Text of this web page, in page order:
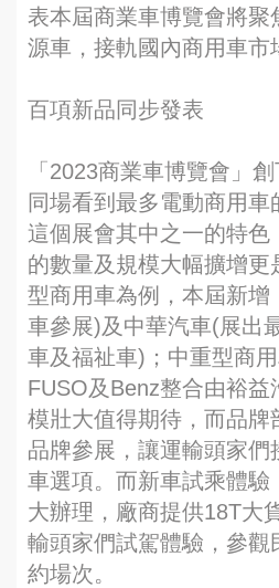
表本屆商業車博覽會將聚
源車，接軌國內商用車市
百項新品同步發表
「2023商業車博覽會」
同場看到最多電動商用
這個展會其中之一的特色
的數量及規模大幅擴增更
型商用車為例，本屆新增
車參展)及中華汽車(展出
車及福祉車)；中重型商
FUSO及Benz整合由裕益
模壯大值得期待，而品牌
品牌參展，讓運輸頭家們
車選項。而新車試乘體驗
大辦理，廠商提供18T大
輸頭家們試駕體驗，參觀
約場次。